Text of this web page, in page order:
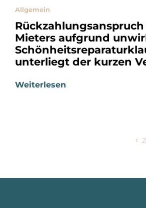
Allgemein
Rückzahlungsanspruch
Mieters aufgrund
unterliegt der kurzen
Weiterlesen